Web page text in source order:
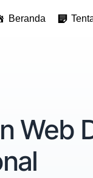
Beranda
Web